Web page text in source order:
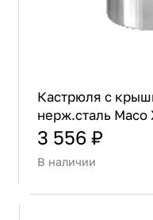
Кастрюля с
нерж.сталь Maco
3 556 ₽
В наличии